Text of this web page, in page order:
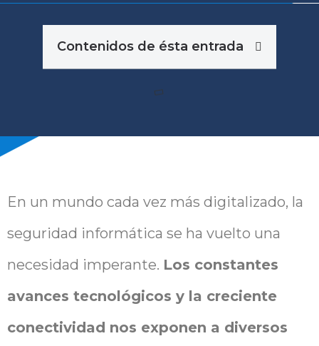
Contenidos de ésta entrada
En un mundo cada vez más digitalizado, la
seguridad informática se ha vuelto una
necesidad imperante. Los constantes
avances tecnológicos y la creciente
conectividad nos exponen a diversos